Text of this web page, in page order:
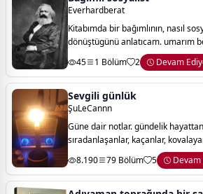
Everhardberat
Kitabımda bir bağımlının, nasıl
dönüştügünü anlatıcam. umarım
beğenilirse devamı gelicek sürekli
45 1 Bölüm 2 Devam
Sevgili günlük
ŞuLeCannn
Güne dair notlar. gündelik
sıradanlaşanlar, kaçanlar,
önemsiz mevzular. algıya dönük
bazen. rüyalar, burçlar, şaka şaka
8.190 79 Bölüm 5